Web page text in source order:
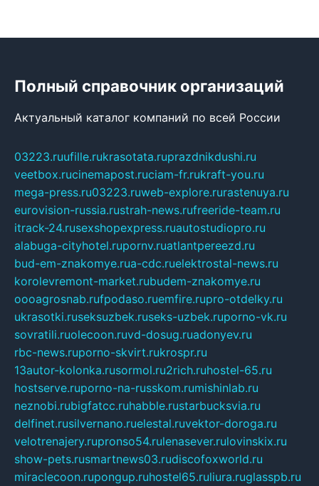
Полный справочник организаций
Актуальный каталог компаний по всей России
03223.ruufille.rukrasotata.ruprazdnikdushi.ru
veetbox.rucinemapost.ruciam-fr.rukraft-you.ru
mega-press.ru03223.ruweb-explore.rurastenuya.ru
eurovision-russia.rustrah-news.rufreeride-team.ru
itrack-24.rusexshopexpress.ruautostudiopro.ru
alabuga-cityhotel.rupornv.ruatlantpereezd.ru
bud-em-znakomye.rua-cdc.ruelektrostal-news.ru
korolevremont-market.rubudem-znakomye.ru
oooagrosnab.rufpodaso.ruemfire.rupro-otdelky.ru
ukrasotki.ruseksuzbek.ruseks-uzbek.ruporno-vk.ru
sovratili.ruolecoon.ruvd-dosug.ruadonyev.ru
rbc-news.ruporno-skvirt.rukrospr.ru
13autor-kolonka.rusormol.ru2rich.ruhostel-65.ru
hostserve.ruporno-na-russkom.rumishinlab.ru
neznobi.rubigfatcc.ruhabble.rustarbucksvia.ru
delfinet.rusilvernano.ruelestal.ruvektor-doroga.ru
velotrenajery.rupronso54.rulenasever.rulovinskix.ru
show-pets.rusmartnews03.rudiscofoxworld.ru
miraclecoon.rupongup.ruhostel65.ruliura.ruglasspb.ru